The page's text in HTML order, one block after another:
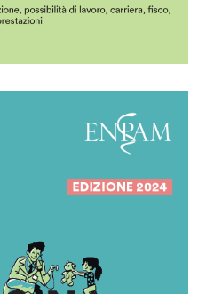
di medicina